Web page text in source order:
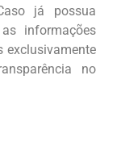
já possua
informações
exclusivamente
no